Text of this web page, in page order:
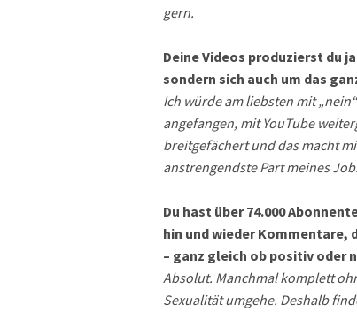
gern.
Deine Videos produzierst du
sondern sich auch um das
Ich würde am liebsten mit
angefangen, mit YouTube
breitgefächert und das macht
anstrengendste Part meines
Du hast über 74.000
hin und wieder Kommentare,
– ganz gleich ob positiv oder
Absolut. Manchmal komplett
Sexualität umgehe. Deshalb